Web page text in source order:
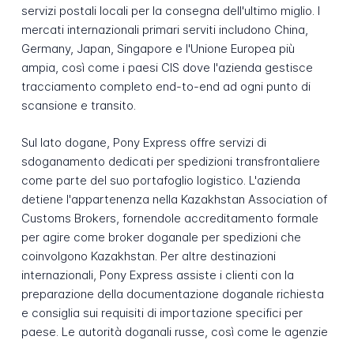
servizi postali locali per la consegna dell'ultimo miglio. I
mercati internazionali primari serviti includono China,
Germany, Japan, Singapore e l'Unione Europea più
ampia, così come i paesi CIS dove l'azienda gestisce
tracciamento completo end-to-end ad ogni punto di
scansione e transito.
Sul lato dogane, Pony Express offre servizi di
sdoganamento dedicati per spedizioni transfrontaliere
come parte del suo portafoglio logistico. L'azienda
detiene l'appartenenza nella Kazakhstan Association of
Customs Brokers, fornendole accreditamento formale
per agire come broker doganale per spedizioni che
coinvolgono Kazakhstan. Per altre destinazioni
internazionali, Pony Express assiste i clienti con la
preparazione della documentazione doganale richiesta
e consiglia sui requisiti di importazione specifici per
paese. Le autorità doganali russe, così come le agenzie